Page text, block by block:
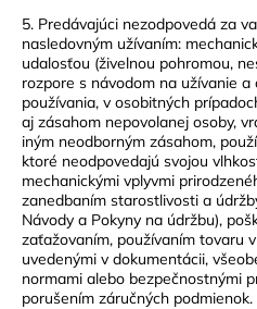
5. Predávajúci nezodpovedá za
nasledovným užívaním:
udalosťou (živelnou pohromou,
rozpore s návodom na užívanie a
používania, v osobitných
aj zásahom nepovolanej osoby,
iným neodborným zásahom,
ktoré neodpovedajú svojou
mechanickými vplyvmi
zanedbaním starostlivosti a
Návody a Pokyny na údržbu),
zaťažovaním, používaním tovaru
uvedenými v dokumentácii,
normami alebo bezpečnostnými
porušením záručných podmienok.